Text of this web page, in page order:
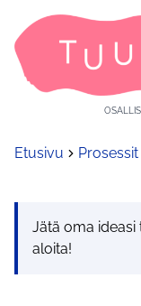
Etusivu Prosessit
Jätä oma ideasi
aloita!